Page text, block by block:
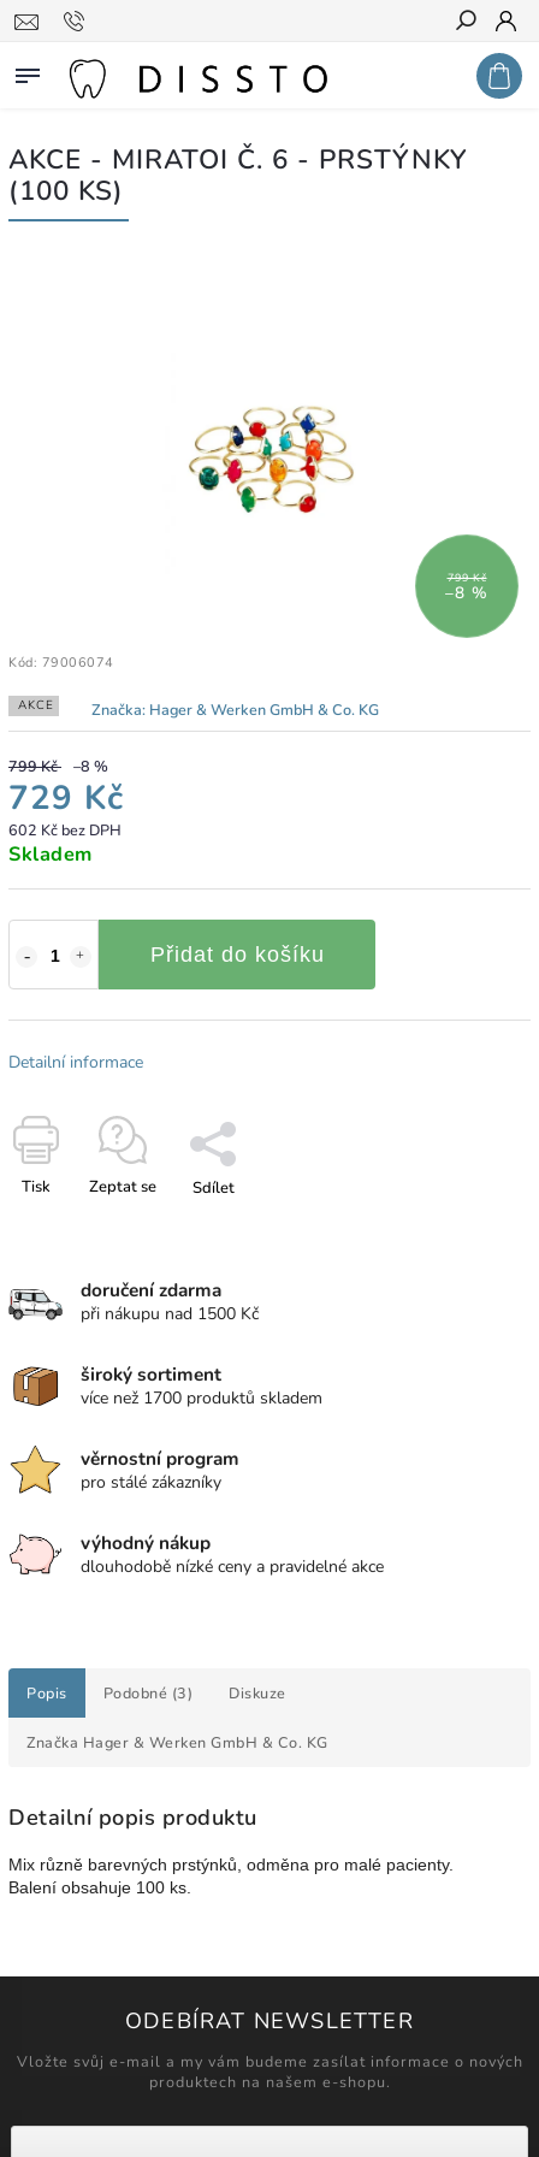
Hledat
AKCE - MIRATOI Č. 6 - PRSTÝNKY
(100 KS)
799 Kč
–8 %
Kód: 79006074
AKCE Značka: Hager & Werken GmbH & Co. KG
799 Kč –8 %
729 Kč
602 Kč bez DPH
Skladem
Přidat do košíku
Detailní informace
Tisk Zeptat se Sdílet
doručení zdarma
při nákupu nad 1500 Kč
široký sortiment
více než 1700 produktů skladem
věrnostní program
pro stálé zákazníky
výhodný nákup
dlouhodobě nízké ceny a pravidelné akce
Popis Podobné (3) Diskuze
Značka Hager & Werken GmbH & Co. KG
Detailní popis produktu
Mix různě barevných prstýnků, odměna pro malé pacienty.
Balení obsahuje 100 ks.
ODEBÍRAT NEWSLETTER
Vložte svůj e-mail a my vám budeme zasílat informace o nových
produktech na našem e-shopu.